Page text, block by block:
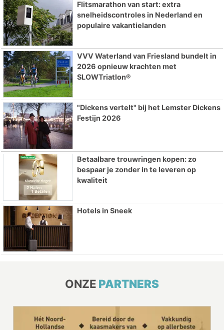
Flitsmarathon van start: extra
snelheidscontroles in Nederland en
populaire vakantielanden
VVV Waterland van Friesland bundelt in
2026 opnieuw krachten met
SLOWTriatlon®
"Dickens vertelt" bij het Lemster Dickens
Festijn 2026
Betaalbare trouwringen kopen: zo
bespaar je zonder in te leveren op
kwaliteit
Hotels in Sneek
ONZE PARTNERS